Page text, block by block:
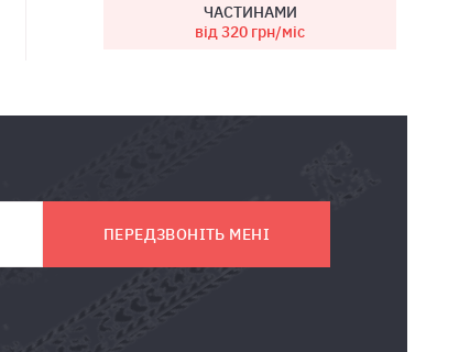
ЧАСТИНАМИ
від 320 грн/міс
ПЕРЕДЗВОНІТЬ МЕНІ